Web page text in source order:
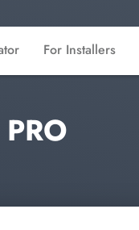
For Installers